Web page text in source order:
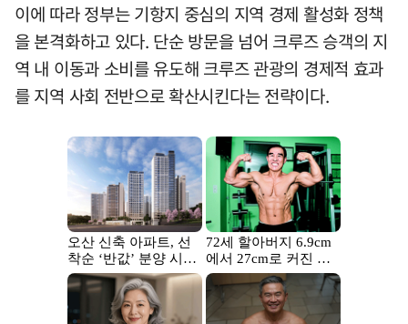
이에 따라 정부는 기항지 중심의 지역 경제 활성화 정책
을 본격화하고 있다. 단순 방문을 넘어 크루즈 승객의 지
역 내 이동과 소비를 유도해 크루즈 관광의 경제적 효과
를 지역 사회 전반으로 확산시킨다는 전략이다.